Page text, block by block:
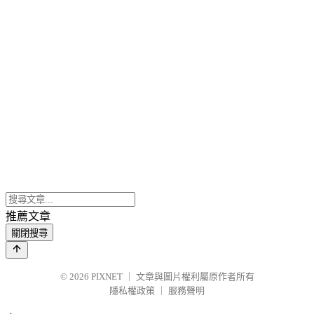
推薦文章
關閉搜尋
© 2026 PIXNET
文章與圖片權利屬原作者所有
隱私權政策
服務聲明